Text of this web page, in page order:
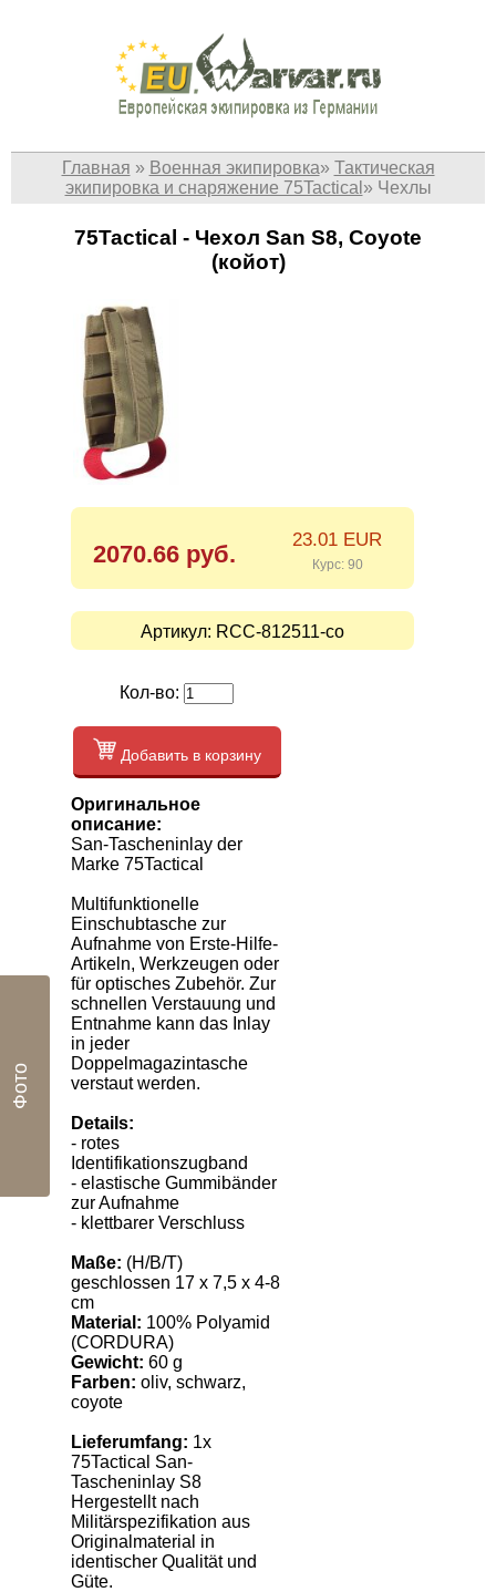
Главная » Военная экипировка» Тактическая
экипировка и снаряжение 75Tactical » Чехлы
75Tactical - Чехол San S8, Coyote
(койот)
2070.66 руб.
23.01 EUR
Курс: 90
Артикул: RCC-812511-co
Кол-во:
Добавить в корзину
Оригинальное
описание:
San-Tascheninlay der
Marke 75Tactical
Multifunktionelle
Einschubtasche zur
Aufnahme von Erste-Hilfe-
Artikeln, Werkzeugen oder
für optisches Zubehör. Zur
schnellen Verstauung und
Entnahme kann das Inlay
in jeder
Doppelmagazintasche
verstaut werden.
Details:
- rotes
Identifikationszugband
- elastische Gummibänder
zur Aufnahme
- klettbarer Verschluss
Maße: (H/B/T)
geschlossen 17 x 7,5 x 4-8
cm
Material: 100% Polyamid
(CORDURA)
Gewicht: 60 g
Farben: oliv, schwarz,
coyote
Lieferumfang: 1x
75Tactical San-
Tascheninlay S8
Hergestellt nach
Militärspezifikation aus
Originalmaterial in
identischer Qualität und
Güte.
Фото